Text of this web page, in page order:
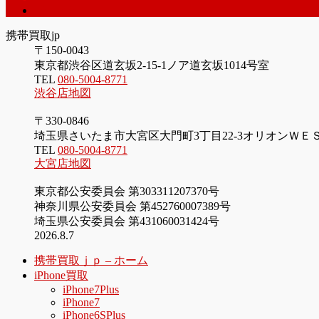
携帯買取jp
〒150-0043
東京都渋谷区道玄坂2-15-1ノア道玄坂1014号室
TEL 080-5004-8771
渋谷店地図
〒330-0846
埼玉県さいたま市大宮区大門町3丁目22-3オリオンＷＥ
TEL 080-5004-8771
大宮店地図
東京都公安委員会 第303311207370号
神奈川県公安委員会 第452760007389号
埼玉県公安委員会 第431060031424号
2026.8.7
携帯買取ｊｐ – ホーム
iPhone買取
iPhone7Plus
iPhone7
iPhone6SPlus